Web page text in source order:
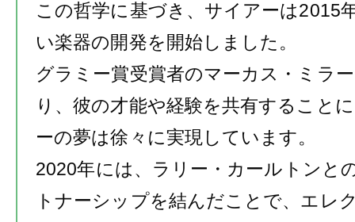
この哲学に基づき、サイアーは2015
い楽器の開発を開始しました。
グラミー賞受賞者のマーカス・ミラ
り、彼の才能や経験を共有すること
ーの夢は徐々に実現しています。
2020年には、ラリー・カールトンと
トナーシップを結んだことで、エレ